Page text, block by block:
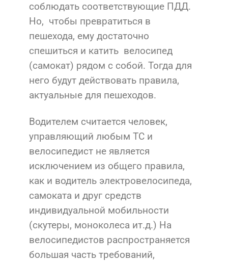
соблюдать соответствующие ПДД.
Но, чтобы превратиться в
пешехода, ему достаточно
спешиться и катить велосипед
(самокат) рядом с собой. Тогда для
него будут действовать правила,
актуальные для пешеходов.
Водителем считается человек,
управляющий любым ТС и
велосипедист не является
исключением из общего правила,
как и водитель электровелосипеда,
самоката и друг средств
индивидуальной мобильности
(скутеры, моноколеса ит.д.) На
велосипедистов распространяется
большая часть требований,